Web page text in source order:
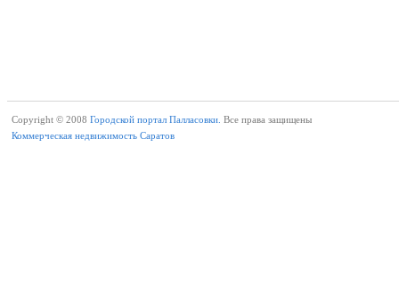
Copyright © 2008 Городской портал Палласовки. Все права защищены
Коммерческая недвижимость Саратов